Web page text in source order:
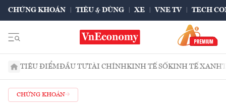
CHỨNG KHOÁN TIÊU & DÙNG XE VNE TV TECH
TIÊU ĐIỂMĐẦU TƯTÀI CHÍNHKINH TẾ SỐKINH TẾ XANH
CHỨNG KHOÁN